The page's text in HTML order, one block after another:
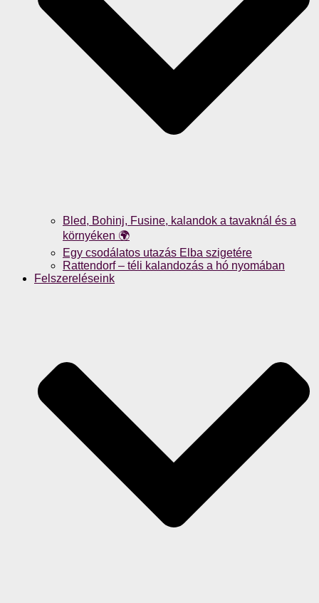
Bled, Bohinj, Fusine, kalandok a tavaknál és a
környéken 🌍
Egy csodálatos utazás Elba szigetére
Rattendorf – téli kalandozás a hó nyomában
Felszereléseink